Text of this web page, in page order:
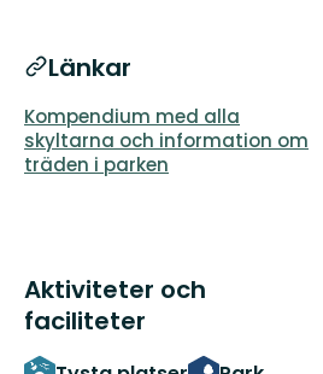
Länkar
Kompendium med alla
skyltarna och information om
träden i parken
Aktiviteter och
faciliteter